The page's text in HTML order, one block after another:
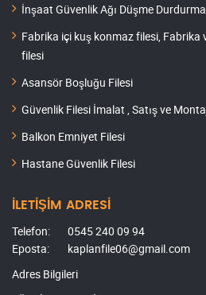
İnşaat Güvenlik Ağı Düşme
Fabrika içi kuş konmaz filesi,
filesi
Asansör Boşluğu Filesi
Güvenlik Filesi İmalat , Satış ve
Balkon Emniyet Filesi
Hastane Güvenlik Filesi
İLETİŞİM ADRESİ
Telefon:
0545 240 09 94
Eposta:
kaplanfile06@gmail.com
Adres Bilgileri